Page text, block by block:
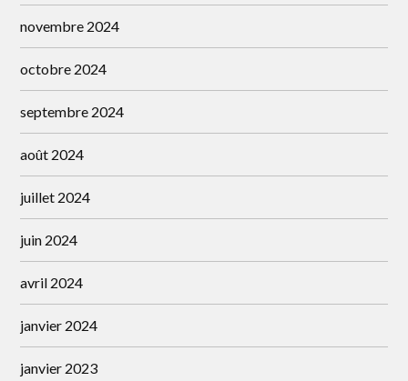
novembre 2024
octobre 2024
septembre 2024
août 2024
juillet 2024
juin 2024
avril 2024
janvier 2024
janvier 2023